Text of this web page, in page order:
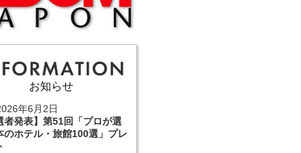
お知らせ
年6月2日
者発表】第51回「プロが選
のホテル・旅館100選」プレ